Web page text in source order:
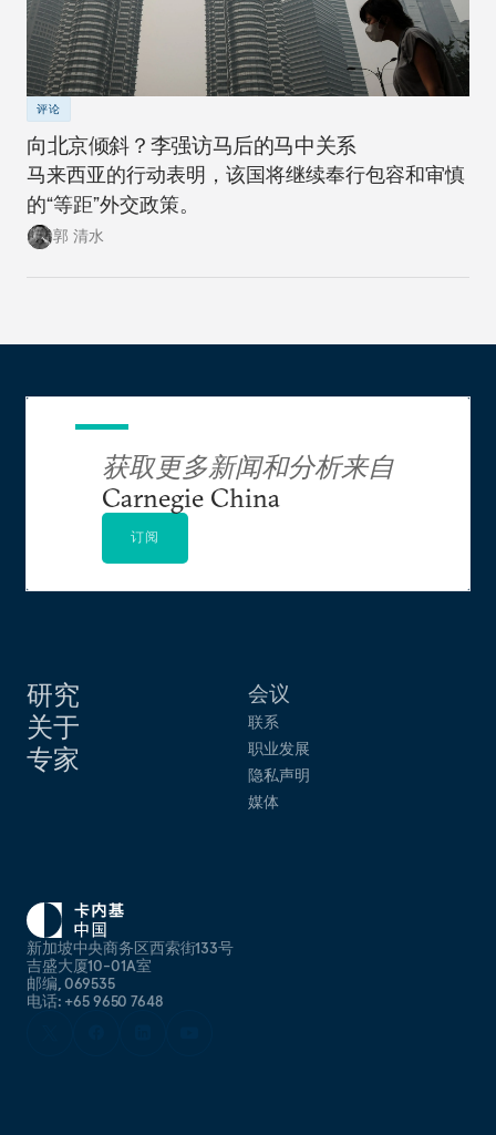
评论
向北京倾斜？李强访马后的马中关系
马来西亚的行动表明，该国将继续奉行包容和审慎
的“等距”外交政策。
郭 清水
新加坡中央商务区西索街133号
吉盛大厦10-01A室
邮编, 069535
电话: +65 9650 7648
研究
关于
专家
会议
联系
职业发展
隐私声明
媒体
获取更多新闻和分析来自
Carnegie China
订阅